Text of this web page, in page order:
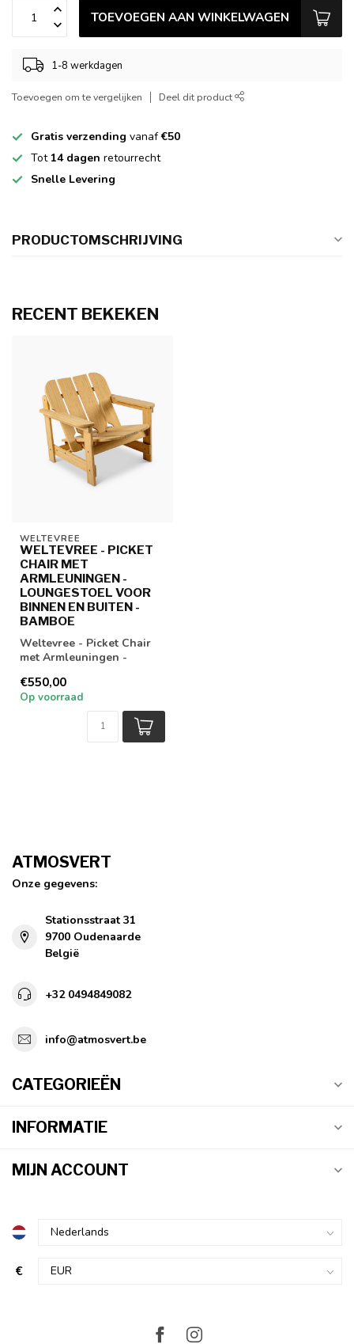
TOEVOEGEN AAN WINKELWAGEN
1-8 werkdagen
Toevoegen om te vergelijken Deel dit product
Gratis verzending vanaf€50
Tot 14 dagen retourrecht
Snelle Levering
PRODUCTOMSCHRIJVING
RECENT BEKEKEN
WELTEVREE
WELTEVREE - PICKET
CHAIR MET
ARMLEUNINGEN -
LOUNGESTOEL VOOR
BINNEN EN BUITEN -
BAMBOE
Weltevree - Picket Chair
met Armleuningen -
en buiten - ...
€550,00
Op voorraad
ATMOSVERT
Onze gegevens:
Stationsstraat 31
9700 Oudenaarde
België
+32 0494849082
info@atmosvert.be
CATEGORIEËN
INFORMATIE
MIJN ACCOUNT
€